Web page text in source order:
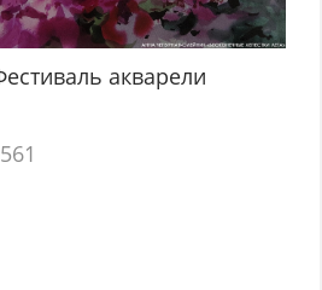
акварели